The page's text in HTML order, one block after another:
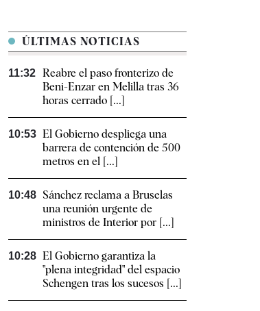
ÚLTIMAS NOTICIAS
11:32 Reabre el paso fronterizo de
Beni-Enzar en Melilla tras 36
horas cerrado [...]
10:53 El Gobierno despliega una
barrera de contención de 500
metros en el [...]
10:48 Sánchez reclama a Bruselas
una reunión urgente de
ministros de Interior por [...]
10:28 El Gobierno garantiza la
"plena integridad" del espacio
Schengen tras los sucesos [...]